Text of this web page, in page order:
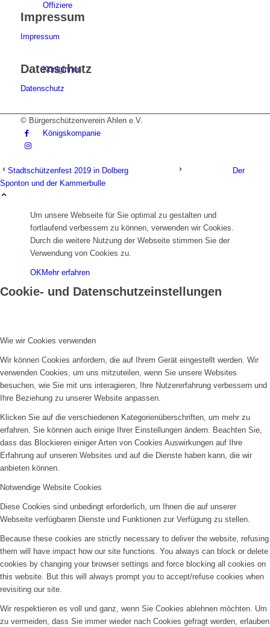
Offiziere
Königinnen
Königskompanie
Countdown
Königsorden
Hochzeiten
Menü
Impressum
Impressum
Datenschutz
Datenschutz
© Bürgerschützenverein Ahlen e.V.
Stadtschützenfest 2019 in Dolberg
Der
Sponton und der Kammerbulle
Um unsere Webseite für Sie optimal zu gestalten und
fortlaufend verbessern zu können, verwenden wir Cookies.
Durch die weitere Nutzung der Webseite stimmen Sie der
Verwendung von Cookies zu.
OKMehr erfahren
Cookie- und Datenschutzeinstellungen
Wie wir Cookies verwenden
Wir können Cookies anfordern, die auf Ihrem Gerät eingestellt werden. Wir
verwenden Cookies, um uns mitzuteilen, wenn Sie unsere Websites
besuchen, wie Sie mit uns interagieren, Ihre Nutzererfahrung verbessern und
Ihre Beziehung zu unserer Website anpassen.
Klicken Sie auf die verschiedenen Kategorienüberschriften, um mehr zu
erfahren. Sie können auch einige Ihrer Einstellungen ändern. Beachten Sie,
dass das Blockieren einiger Arten von Cookies Auswirkungen auf Ihre
Erfahrung auf unseren Websites und auf die Dienste haben kann, die wir
anbieten können.
Notwendige Website Cookies
Diese Cookies sind unbedingt erforderlich, um Ihnen die auf unserer
Webseite verfügbaren Dienste und Funktionen zur Verfügung zu stellen.
Because these cookies are strictly necessary to deliver the website, refusing
them will have impact how our site functions. You always can block or delete
cookies by changing your browser settings and force blocking all cookies on
this website. But this will always prompt you to accept/refuse cookies when
revisiting our site.
Wir respektieren es voll und ganz, wenn Sie Cookies ablehnen möchten. Um
zu vermeiden, dass Sie immer wieder nach Cookies gefragt werden, erlauben